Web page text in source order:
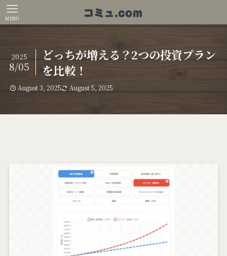
MENU
どっちが増える？2つの投資プラン
を比較！
2025
8/05
August 3, 2025 August 5, 2025